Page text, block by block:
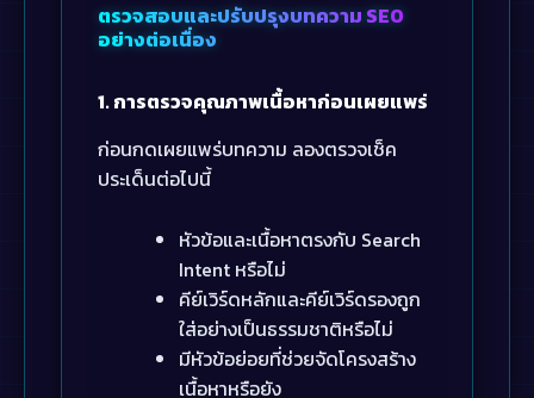
ตรวจสอบและปรับปรุงบทความ SEO
อย่างต่อเนื่อง
1. การตรวจคุณภาพเนื้อหาก่อนเผยแพร่
ก่อนกดเผยแพร่บทความ ลองตรวจเช็ค
ประเด็นต่อไปนี้
หัวข้อและเนื้อหาตรงกับ Search
Intent หรือไม่
คีย์เวิร์ดหลักและคีย์เวิร์ดรองถูก
ใส่อย่างเป็นธรรมชาติหรือไม่
มีหัวข้อย่อยที่ช่วยจัดโครงสร้าง
เนื้อหาหรือยัง